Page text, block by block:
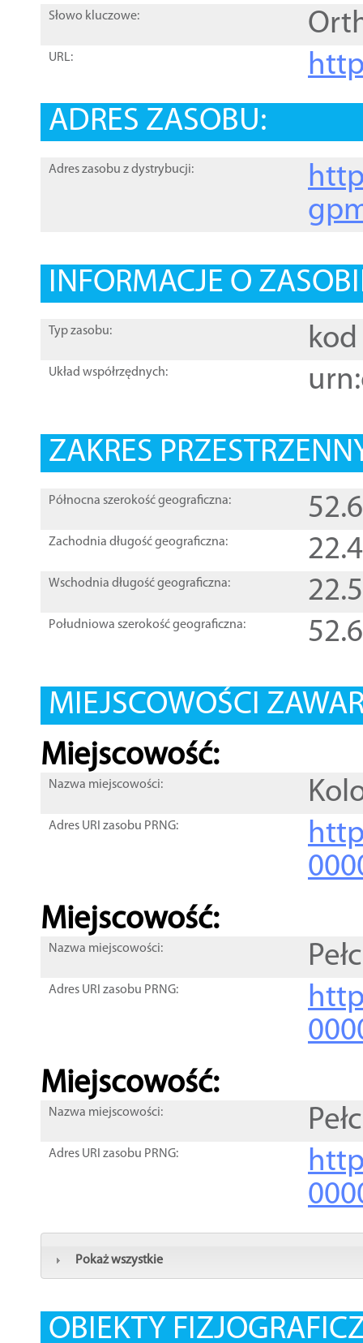
Słowo kluczowe:
URL:
ADRES ZASOBU:
Adres zasobu z dystrybucji:
INFORMACJE O
Typ zasobu: kod
Układ współrzędnych:
ZAKRES
Północna szerokość geograficzna:
Zachodnia długość geograficzna:
Wschodnia długość geograficzna:
Południowa szerokość geograficzna:
MIEJSCOWOŚCI
Miejscowość:
Nazwa miejscowości:
Adres URI zasobu PRNG:
Miejscowość:
Nazwa miejscowości:
Adres URI zasobu PRNG:
Miejscowość:
Nazwa miejscowości:
Adres URI zasobu PRNG:
Pokaż wszystkie
OBIEKTY